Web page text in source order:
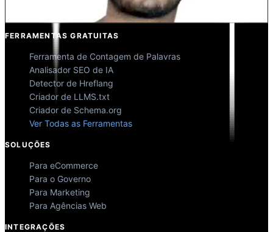
FERRAMENTAS GRATUITAS
Ferramenta de Contagem de Palavras
Analisador SEO de IA
Detector de Hreflang
Criador de LLMS.txt
Criador de Schema.org
Ver Todas as Ferramentas
SOLUÇÕES
Para eCommerce
Para o Governo
Para Marketing
Para Agências Web
INTEGRAÇÕES